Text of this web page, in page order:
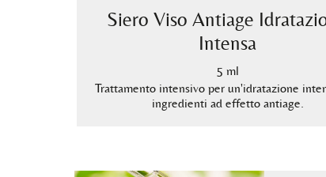
Siero Viso Antiage
Intensa
5 ml
Trattamento intensivo per un'idratazione
ingredienti ad effetto antiage.